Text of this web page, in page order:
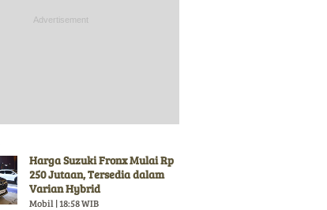
Harga Suzuki Fronx Mulai Rp
250 Jutaan, Tersedia dalam
Varian Hybrid
Mobil | 18:58 WIB